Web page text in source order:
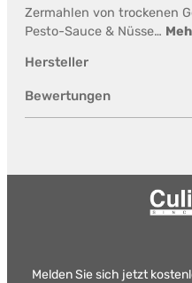
Zermahlen von trockenen
Pesto-Sauce & Nüsse…
Hersteller
Bewertungen
Melden Sie sich jetzt